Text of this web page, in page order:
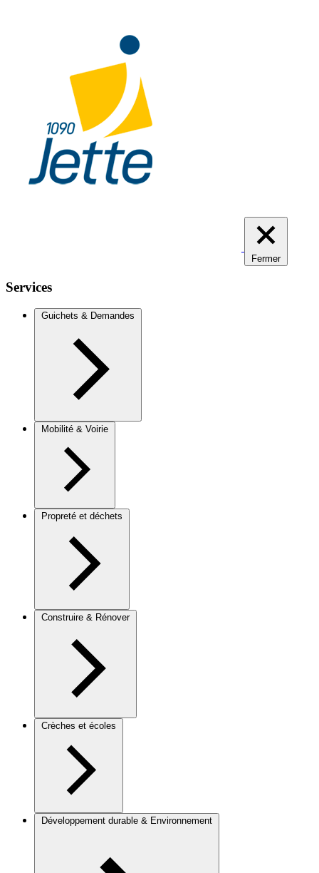
Fermer
Services
Guichets & Demandes
Mobilité & Voirie
Propreté et déchets
Construire & Rénover
Crèches et écoles
Développement durable & Environnement